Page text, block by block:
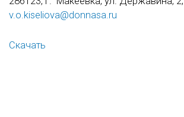
v.o.kiseliova@donnasa.ru
Скачать